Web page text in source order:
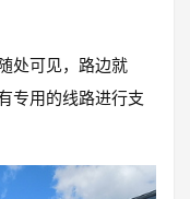
处可见，路边就
专用的线路进行支